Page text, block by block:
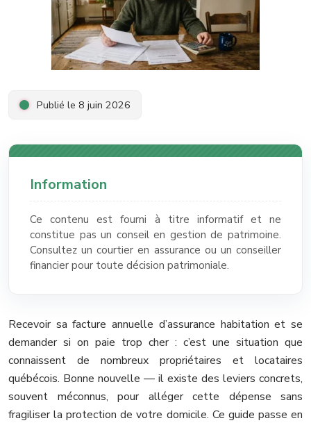
Publié le 8 juin 2026
Information
Ce contenu est fourni à titre informatif et ne
constitue pas un conseil en gestion de patrimoine.
Consultez un courtier en assurance ou un conseiller
financier pour toute décision patrimoniale.
Recevoir sa facture annuelle d’assurance habitation et se
demander si on paie trop cher : c’est une situation que
connaissent de nombreux propriétaires et locataires
québécois. Bonne nouvelle — il existe des leviers concrets,
souvent méconnus, pour alléger cette dépense sans
fragiliser la protection de votre domicile. Ce guide passe en